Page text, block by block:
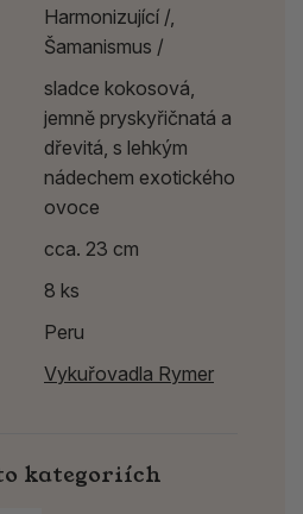
Harmonizující /,
Šamanismus /
sladce kokosová,
jemně pryskyřičnatá a
dřevitá, s lehkým
nádechem exotického
ovoce
cca. 23 cm
8 ks
Peru
Vykuřovadla Rymer
kategoriích